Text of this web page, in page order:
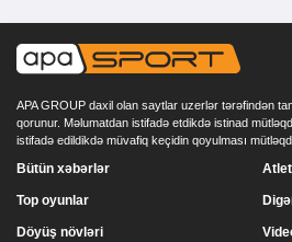
APA GROUP daxil olan saytlar uzerlər tərəfindən
qorunur. Məlumatdan istifadə etdikdə istinad
istifadə edildikdə müvafiq keçidin qoyulması
Bütün xəbərlər
Top oyunlar
Döyüş növləri